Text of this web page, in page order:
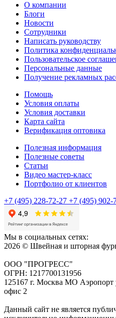
О компании
Блоги
Новости
Сотрудники
Написать руководству
Политика
Пользовательское
Персональные данные
Получение рекламных
Помощь
Условия оплаты
Условия доставки
Карта сайта
Верификация оптовика
Полезная информация
Полезные советы
Статьи
Видео мастер-класс
Портфолио от клиентов
+7 (495) 228-72-27 +7 (495) 902-
Мы в социальных сетях:
2026 © Швейная и шторная
ООО "ПРОГРЕСС"
ОГРН: 1217700131956
125167 г. Москва МО Аэропорт
офис 2
Данный сайт не является